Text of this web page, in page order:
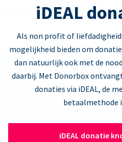
iDEAL
Als non profit of
mogelijkheid bieden om
dan natuurlijk ook met de
daarbij. Met Donorbox
donaties via iDEAL, de
betaalmethode
iDEAL donatie